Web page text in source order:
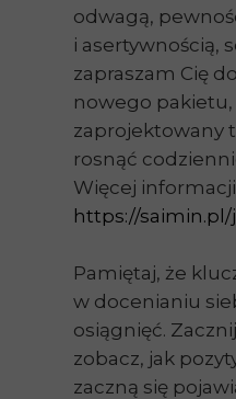
odwagą,
i asertywnością,
zapraszam Cię
nowego pakietu,
zaprojektowany
rosnąć
Więcej
https://saimin.pl/
Pamiętaj, że
w docenianiu
osiągnięć.
zobacz, jak
zaczną się